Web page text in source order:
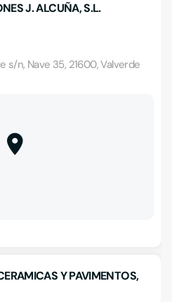
J. ALCUÑA, S.L.
s/n, Nave 35, 21600, Valverde
Y PAVIMENTOS,